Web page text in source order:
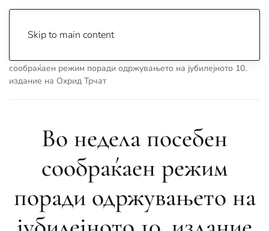
Skip to main content
сообраќаен режим поради одржувањето на јубилејното 10.
издание на Охрид Трчат
Во недела посебен
сообраќаен режим
поради одржувањето на